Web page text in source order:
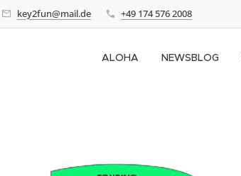
key2fun@mail.de +49 174 576 2008
ALOHA NEWSBLOG